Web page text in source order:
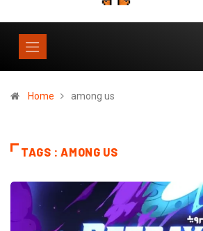
Home among us
TAGS : AMONG US